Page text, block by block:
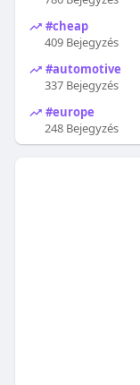
#cheap
409 Bejegyzés
#automotive
337 Bejegyzés
#europe
248 Bejegyzés